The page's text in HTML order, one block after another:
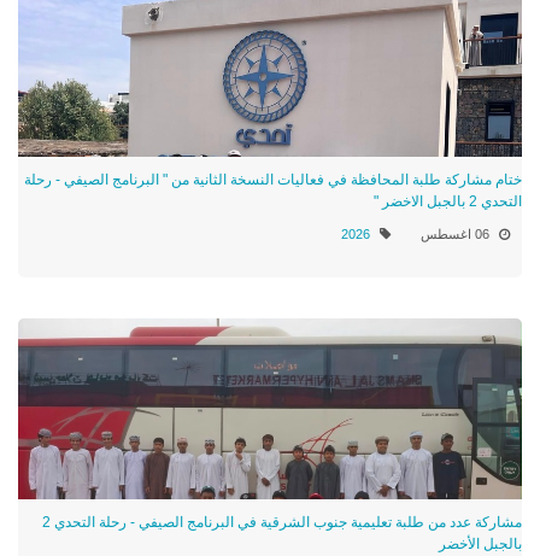
ختام مشاركة طلبة المحافظة في فعاليات النسخة الثانية من " البرنامج الصيفي - رحلة
التحدي 2 بالجبل الاخضر "
06 اغسطس 2026
مشاركة عدد من طلبة تعليمية جنوب الشرقية في البرنامج الصيفي - رحلة التحدي 2
بالجبل الأخضر